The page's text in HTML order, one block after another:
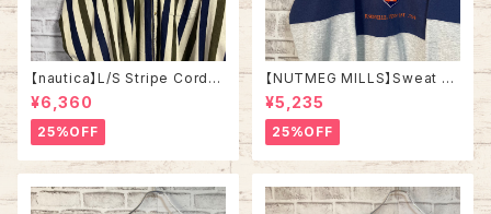
【nautica】L/S Stripe Cordur
oy Shirt L 90s ノーティカ スト
ライプ コーデュロイ シャツ ボタ
ンダウン 長袖 ワンポイントロゴ
刺繍ロゴ 旧タグ USA アメリカ
古着
¥6,360
25%OFF
【NUTMEG MILLS】Sweat XL
Made in USA 90s “UNIVER
SITY OF TENNESSEE” vinta
ge ナツメグミルズ カレッジモノ
カレッジロゴ テネシー大学 スウ
ェット トレーナー ヴィンテージ
アメリカ USA 古着
¥5,235
25%OFF